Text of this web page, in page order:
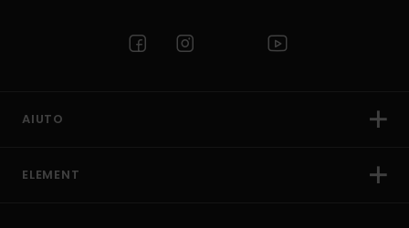
AIUTO
ELEMENT